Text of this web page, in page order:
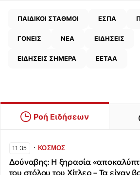
ΠΑΙΔΙΚΟΙ ΣΤΑΘΜΟΙ ΕΣΠΑ
ΓΟΝΕΙΣ ΝΕΑ ΕΙΔΗΣΕΙΣ
ΕΙΔΗΣΕΙΣ ΣΗΜΕΡΑ ΕΕΤΑΑ
Ροή Ειδήσεων
11:35 ∙ΚΟΣΜΟΣ
Δούναβης: Η ξηρασία
του στόλου του Χίτλερ – Τα είχαν